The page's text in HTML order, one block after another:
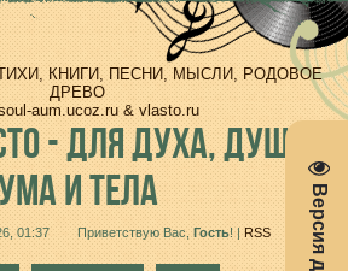
КНИГИ, ПЕСНИ, МЫСЛИ, РОДОВОЕ
ДРЕВО
aum.ucoz.ru & vlasto.ru
- ДЛЯ ДУХА, ДУШИ,
И ТЕЛА
01:37 Приветствую Вас Гость!| RSS